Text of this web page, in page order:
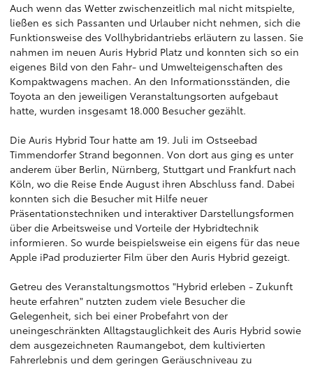
Auch wenn das Wetter zwischenzeitlich mal nicht mitspielte,
ließen es sich Passanten und Urlauber nicht nehmen, sich die
Funktionsweise des Vollhybridantriebs erläutern zu lassen. Sie
nahmen im neuen Auris Hybrid Platz und konnten sich so ein
eigenes Bild von den Fahr- und Umwelteigenschaften des
Kompaktwagens machen. An den Informationsständen, die
Toyota an den jeweiligen Veranstaltungsorten aufgebaut
hatte, wurden insgesamt 18.000 Besucher gezählt.
Die Auris Hybrid Tour hatte am 19. Juli im Ostseebad
Timmendorfer Strand begonnen. Von dort aus ging es unter
anderem über Berlin, Nürnberg, Stuttgart und Frankfurt nach
Köln, wo die Reise Ende August ihren Abschluss fand. Dabei
konnten sich die Besucher mit Hilfe neuer
Präsentationstechniken und interaktiver Darstellungsformen
über die Arbeitsweise und Vorteile der Hybridtechnik
informieren. So wurde beispielsweise ein eigens für das neue
Apple iPad produzierter Film über den Auris Hybrid gezeigt.
Getreu des Veranstaltungsmottos "Hybrid erleben - Zukunft
heute erfahren" nutzten zudem viele Besucher die
Gelegenheit, sich bei einer Probefahrt von der
uneingeschränkten Alltagstauglichkeit des Auris Hybrid sowie
dem ausgezeichneten Raumangebot, dem kultivierten
Fahrerlebnis und dem geringen Geräuschniveau zu